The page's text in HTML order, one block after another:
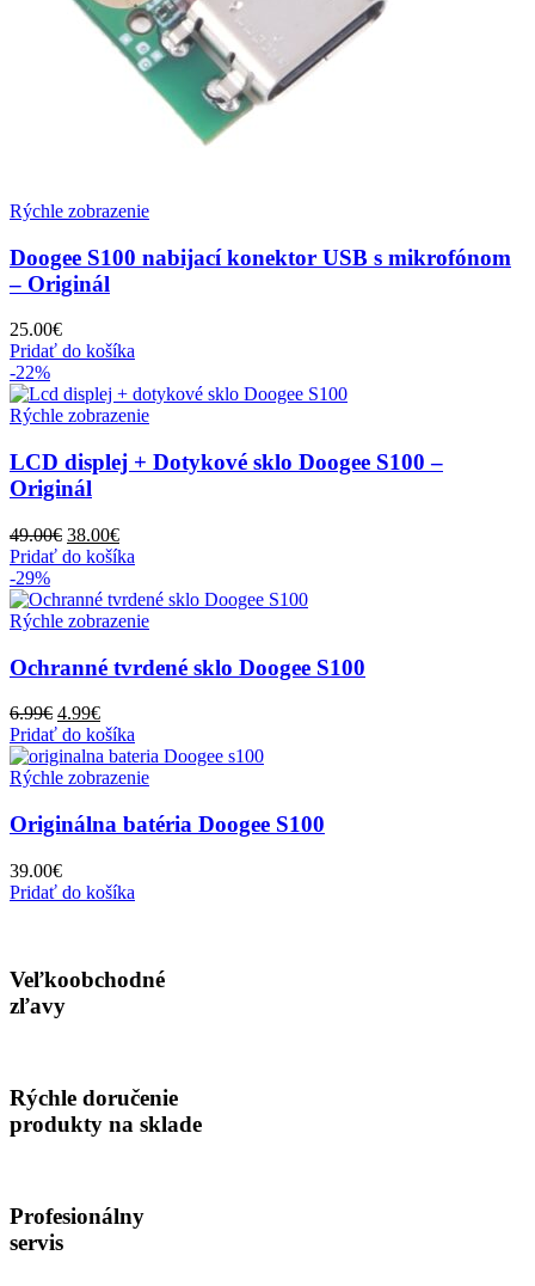
Rýchle zobrazenie
Doogee S100 nabijací konektor USB s mikrofónom
– Originál
25.00€
Pridať do košíka
-22%
Rýchle zobrazenie
LCD displej + Dotykové sklo Doogee S100 –
Originál
49.00€ Pôvodná
cena
49.00€.
38.00€Aktuálna
cena
38.00€.
Pridať do košíka
-29%
Rýchle zobrazenie
Ochranné tvrdené sklo Doogee S100
6.99€ Pôvodná
cena
bola:
6.99€.
4.99€Aktuálna
cena
je:
4.99€.
Pridať do košíka
Rýchle zobrazenie
Originálna batéria Doogee S100
39.00€
Pridať do košíka
Veľkoobchodné
zľavy
Rýchle doručenie
produkty na sklade
Profesionálny
servis